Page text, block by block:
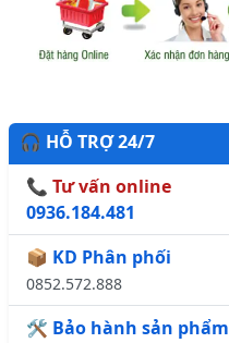
🎧 HỖ TRỢ 24/7
📞 Tư vấn online
0936.184.481
📦 KD Phân phối
0852.572.888
🛠️ Bảo hành sản phẩm